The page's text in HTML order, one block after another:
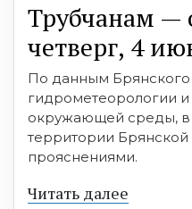
Трубчанам —
четверг, 4
По данным Брянского
гидрометеорологии
окружающей среды, в
территории Брянской
прояснениями.
Читать далее